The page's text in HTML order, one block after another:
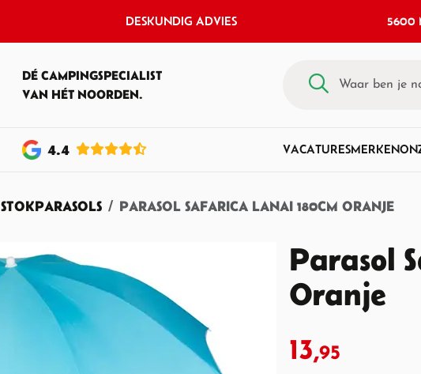
DESKUNDIG ADVIES 5600
DÉ CAMPINGSPECIALIST
VAN HÉT NOORDEN.
4.4 VACATURESMERKEN
STOKPARASOLS PARASOL SAFARICA LANAI 180CM ORANJE
Parasol
Oranje
13,95